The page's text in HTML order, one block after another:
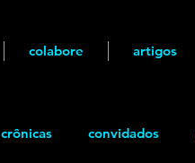
colabore artigos
crônicas convidados